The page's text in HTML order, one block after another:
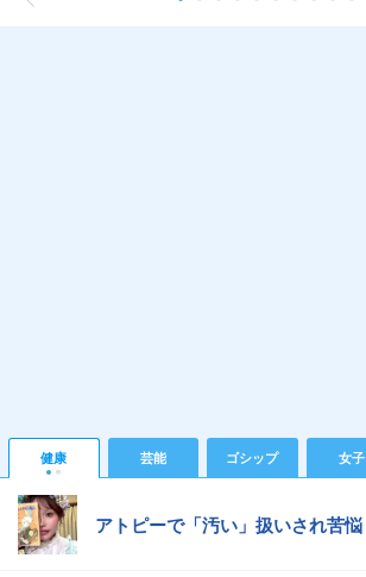
健康 芸能 ゴシップ 女子
アトピーで「汚い」扱いされ苦悩